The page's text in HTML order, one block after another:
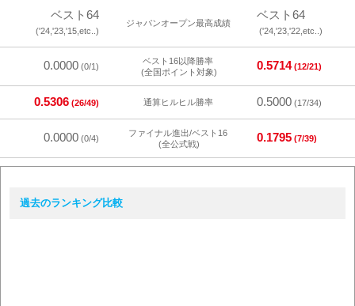
ベスト64
('24,'23,'15,etc..)
ジャパンオープン最高成績
ベスト64
('24,'23,'22,etc..)
0.0000 (0/1)
ベスト16以降勝率
(全国ポイント対象)
0.5714 (12/21)
0.5306 (26/49) 通算ヒルヒル勝率 0.5000 (17/34)
0.0000 (0/4)
ファイナル進出/ベスト16
(全公式戦)
0.1795 (7/39)
過去のランキング比較